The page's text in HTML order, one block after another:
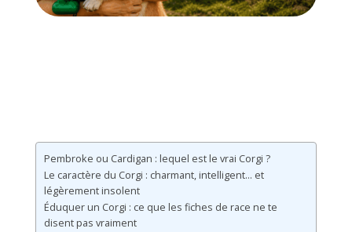
Pembroke ou Cardigan : lequel est le vrai Corgi ?
Le caractère du Corgi : charmant, intelligent… et
légèrement insolent
Éduquer un Corgi : ce que les fiches de race ne te
disent pas vraiment